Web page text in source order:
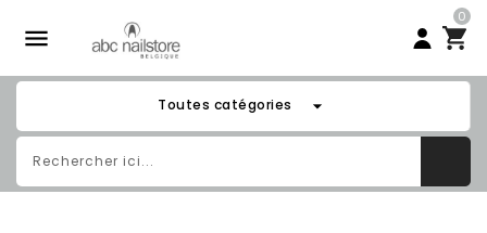

0
Toutes catégories arrow_drop_down